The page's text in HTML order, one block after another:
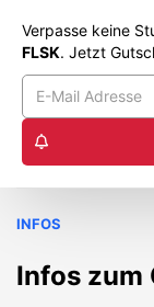
Verpasse keine
FLSK. Jetzt
INFOS
Infos zum